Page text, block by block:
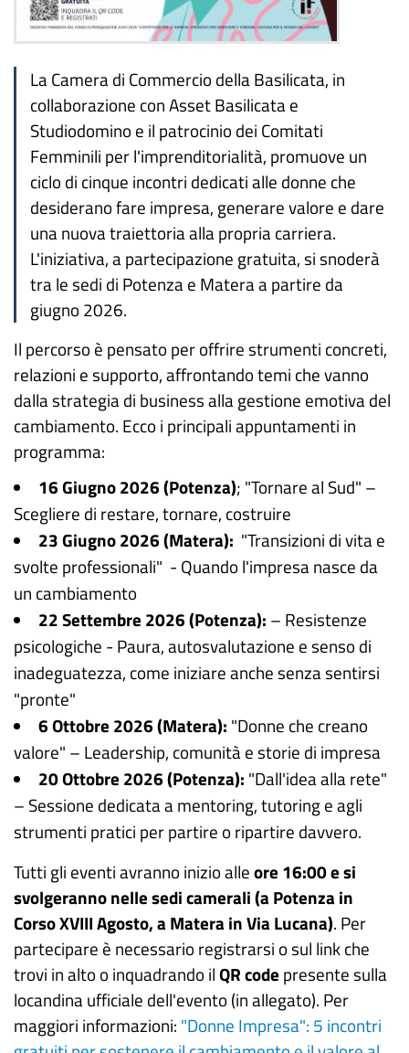
La Camera di Commercio della Basilicata, in
collaborazione con Asset Basilicata e
Studiodomino e il patrocinio dei Comitati
Femminili per l'imprenditorialità, promuove un
ciclo di cinque incontri dedicati alle donne che
desiderano fare impresa, generare valore e dare
una nuova traiettoria alla propria carriera.
L'iniziativa, a partecipazione gratuita, si snoderà
tra le sedi di Potenza e Matera a partire da
giugno 2026.
Il percorso è pensato per offrire strumenti concreti,
relazioni e supporto, affrontando temi che vanno
dalla strategia di business alla gestione emotiva del
cambiamento. Ecco i principali appuntamenti in
programma:
16 Giugno 2026 (Potenza); "Tornare al Sud" –
Scegliere di restare, tornare, costruire
23 Giugno 2026 (Matera): "Transizioni di vita e
svolte professionali" - Quando l'impresa nasce da
un cambiamento
22 Settembre 2026 (Potenza): – Resistenze
psicologiche - Paura, autosvalutazione e senso di
inadeguatezza, come iniziare anche senza sentirsi
"pronte"
6 Ottobre 2026 (Matera): "Donne che creano
valore" – Leadership, comunità e storie di impresa
20 Ottobre 2026 (Potenza): "Dall'idea alla rete"
– Sessione dedicata a mentoring, tutoring e agli
strumenti pratici per partire o ripartire davvero.
Tutti gli eventi avranno inizio alleore 16:00 e si
svolgeranno nelle sedi camerali (a Potenza in
Corso XVIII Agosto, a Matera in Via Lucana). Per
partecipare è necessario registrarsi o sul link che
trovi in alto o inquadrando ilQR code presente sulla
locandina ufficiale dell'evento (in allegato). Per
maggiori informazioni: "Donne Impresa": 5 incontri